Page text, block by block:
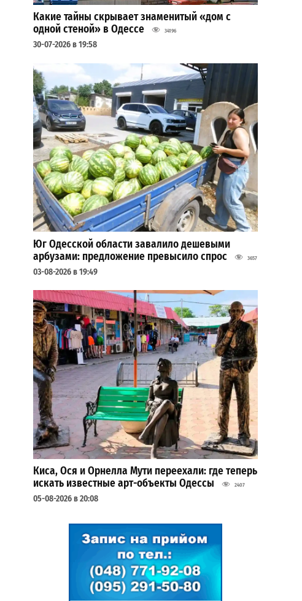
Какие тайны скрывает знаменитый «дом с
одной стеной» в Одессе
34196
30-07-2026 в 19:58
Юг Одесской области завалило дешевыми
арбузами: предложение превысило спрос
3657
03-08-2026 в 19:49
Киса, Ося и Орнелла Мути переехали: где теперь
искать известные арт-объекты Одессы
2407
05-08-2026 в 20:08